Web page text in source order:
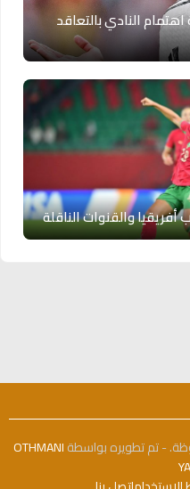
النادي بالتعاقد
والقنوات الناقلة
OTHMANI